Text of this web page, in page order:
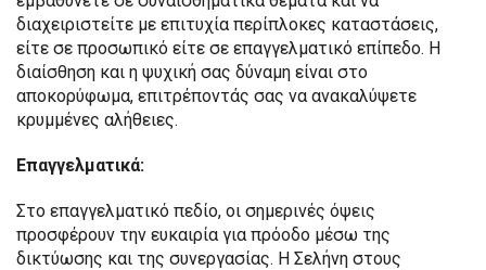
διαχειριστείτε με επιτυχία περίπλοκες καταστάσεις,
είτε σε προσωπικό είτε σε επαγγελματικό επίπεδο. Η
διαίσθηση και η ψυχική σας δύναμη είναι στο
αποκορύφωμα, επιτρέποντάς σας να ανακαλύψετε
κρυμμένες αλήθειες.
Επαγγελματικά:
Στο επαγγελματικό πεδίο, οι σημερινές όψεις
προσφέρουν την ευκαιρία για πρόοδο μέσω της
δικτύωσης και της συνεργασίας. Η Σελήνη στους